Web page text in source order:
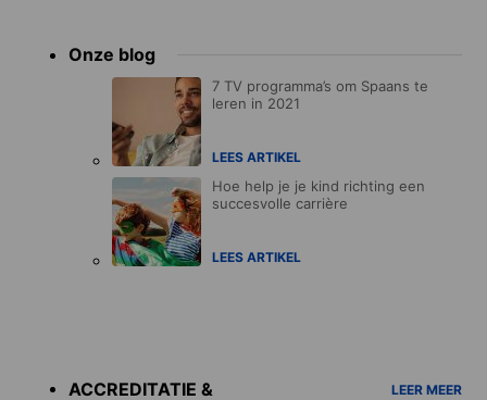
Onze blog
7 TV programma’s om Spaans te
leren in 2021
LEES ARTIKEL
Hoe help je je kind richting een
succesvolle carrière
LEES ARTIKEL
ACCREDITATIE &
LEER MEER